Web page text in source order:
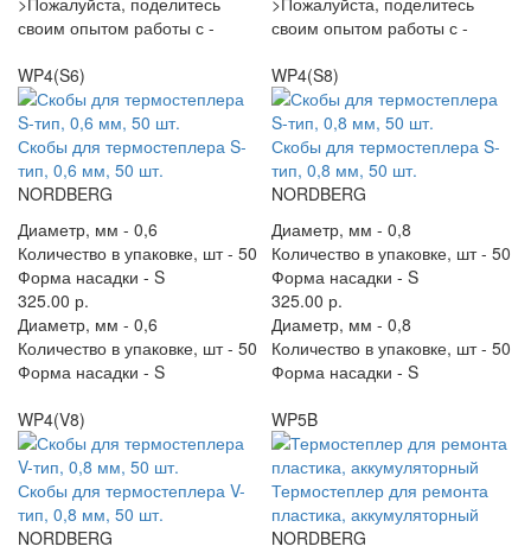
своим опытом работы с -
своим опытом работы с -
WP4(S6)
Скобы для термостеплера S-
тип, 0,6 мм, 50 шт.
NORDBERG
Диаметр, мм - 0,6
Количество в упаковке, шт - 50
Форма насадки - S
325.00 р.
Диаметр, мм - 0,6
Количество в упаковке, шт - 50
Форма насадки - S
WP4(S8)
Скобы для термостеплера S-
тип, 0,8 мм, 50 шт.
NORDBERG
Диаметр, мм - 0,8
Количество в упаковке, шт - 50
Форма насадки - S
325.00 р.
Диаметр, мм - 0,8
Количество в упаковке, шт - 50
Форма насадки - S
WP4(V8)
Скобы для термостеплера V-
тип, 0,8 мм, 50 шт.
NORDBERG
WP5B
Термостеплер для ремонта
пластика, аккумуляторный
NORDBERG